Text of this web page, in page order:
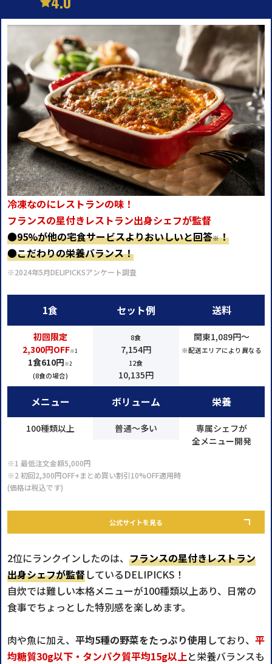
冷凍なのにレストランの味！
フランスの星付きレストラン出身シェフが監督
●95%が他の宅食サービスよりおいしいと回答※！
●こだわりの栄養バランス！
※2024年5月DELIPICKSアンケート調査
1食
初回限定
2,300円OFF※1
1食610円※2
(8食の場合)
セット例
8食
7,154円
12食
10,135円
送料
関東1,089円～
※配送エリアにより異なる
メニュー
100種類以上
ボリューム
普通～多い
栄養
専属シェフが
全メニュー開発
※1 最低注文金額5,000円
※2 初回2,300円OFF+まとめ買い割引10%OFF適用時
(価格は税込です)
公式サイトを見る
2位にランクインしたのは、 フランスの星付きレストラン
出身シェフが監督しているDELIPICKS！
自炊では難しい本格メニューが100種類以上あり、日常の
食事でちょっとした特別感を楽しめます。
肉や魚に加え、 平均5種の野菜をたっぷり使用 しており、 平
均糖質30g以下・タンパク質平均15g以上と栄養バランスも